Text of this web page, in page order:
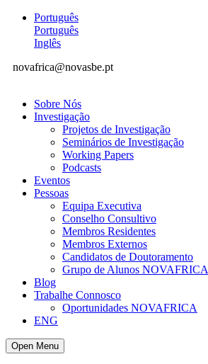
Português
Português
Inglês
novafrica@novasbe.pt
Sobre Nós
Investigação
Projetos de Investigação
Seminários de Investigação
Working Papers
Podcasts
Eventos
Pessoas
Equipa Executiva
Conselho Consultivo
Membros Residentes
Membros Externos
Candidatos de Doutoramento
Grupo de Alunos NOVAFRICA
Blog
Trabalhe Connosco
Oportunidades NOVAFRICA
ENG
Open Menu